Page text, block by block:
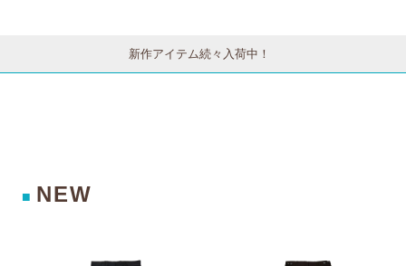
新作アイテム続々入荷中！
■ NEW